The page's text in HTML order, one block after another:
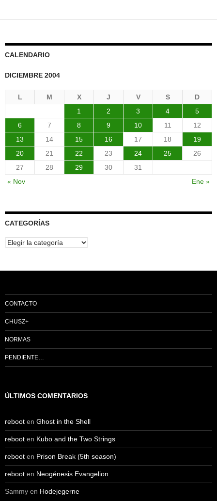
CALENDARIO
DICIEMBRE 2004
L M X J V S
D
1
2 3 4
5
6
7 8 9 10 11
12
13
14 15 16 17 18
19
20
21 22 23 24 25
26
27
28 29 30
31
« Nov
Ene »
CATEGORÍAS
Categorías
CONTACTO
CHUSZ+
NORMAS
PENDIENTE…
ÚLTIMOS COMENTARIOS
reboot en Ghost in the Shell
reboot en Kubo and the Two Strings
reboot en Prison Break (5th season)
reboot en Neogénesis Evangelion
Sammy en Hodejegerne